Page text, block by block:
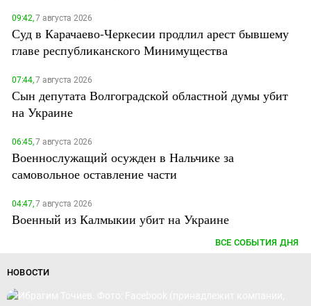
09:42,7 августа 2026
Суд в Карачаево-Черкесии продлил арест бывшему
главе республиканского Минимущества
07:44,7 августа 2026
Сын депутата Волгоградской областной думы убит
на Украине
06:45,7 августа 2026
Военнослужащий осужден в Нальчике за
самовольное оставление части
04:47,7 августа 2026
Военный из Калмыкии убит на Украине
ВСЕ СОБЫТИЯ ДНЯ
НОВОСТИ